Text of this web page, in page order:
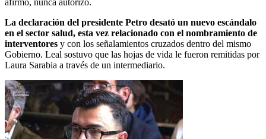
La declaración del presidente Petro desató un nuevo escándalo
en el sector salud, esta vez relacionado con el nombramiento de
interventores y con los señalamientos cruzados dentro del mismo
Gobierno. Leal sostuvo que las hojas de vida le fueron remitidas por
Laura Sarabia a través de un intermediario.